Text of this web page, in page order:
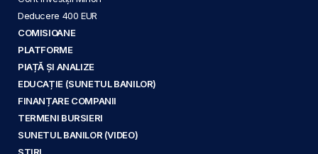
Deducere 400 EUR
COMISIOANE
PLATFORME
PIAȚĂ ȘI ANALIZE
EDUCAȚIE (SUNETUL BANILOR)
FINANȚARE COMPANII
TERMENI BURSIERI
SUNETUL BANILOR (VIDEO)
ȘTIRI